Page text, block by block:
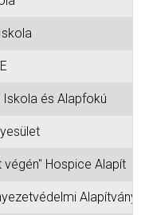
és Alapfokú
Hospice Alapít
Alapítvány